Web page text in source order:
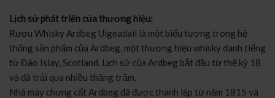
Lịch sử phát triển của thương hiệu:
Rượu Whisky Ardbeg Uigeadail là một biểu tượng trong hệ
thống sản phẩm của Ardbeg, một thương hiệu whisky danh tiếng
từ Đảo Islay, Scotland. Lịch sử của Ardbeg bắt đầu từ thế kỷ 18
và đã trải qua nhiều thăng trầm.
Nhà máy chưng cất Ardbeg đã được thành lập từ năm 1815 và